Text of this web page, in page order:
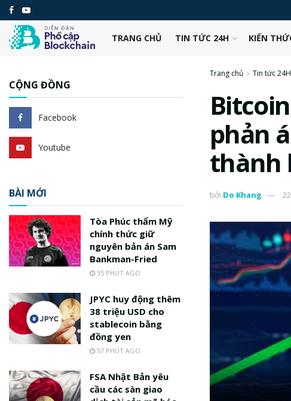
TRANG CHỦ TIN TỨC 24H KIẾN
Trang chủ Tin tức 24H
phản
thành
bởi Do Khang
CỘNG ĐỒNG
Facebook
Youtube
BÀI MỚI
Tòa Phúc thẩm Mỹ
chính thức giữ
nguyên bản án Sam
Bankman-Fried
35 PHÚT AGO
JPYC huy động thêm
38 triệu USD cho
stablecoin bằng
đồng yen
57 PHÚT AGO
FSA Nhật Bản yêu
cầu các sàn giao